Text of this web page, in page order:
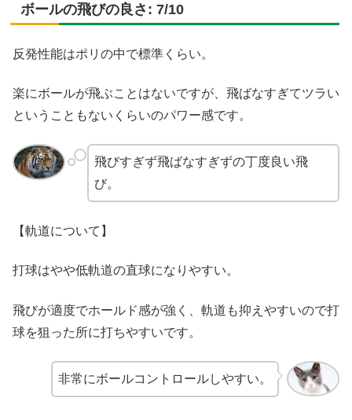
ボールの飛びの良さ: 7/10
反発性能はポリの中で標準くらい。
楽にボールが飛ぶことはないですが、飛ばなすぎてツラい
ということもないくらいのパワー感です。
飛びすぎず飛ばなすぎずの丁度良い飛
び。
【軌道について】
打球はやや低軌道の直球になりやすい。
飛びが適度でホールド感が強く、軌道も抑えやすいので打
球を狙った所に打ちやすいです。
非常にボールコントロールしやすい。